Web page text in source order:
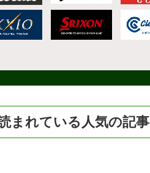
まれている人気の記事